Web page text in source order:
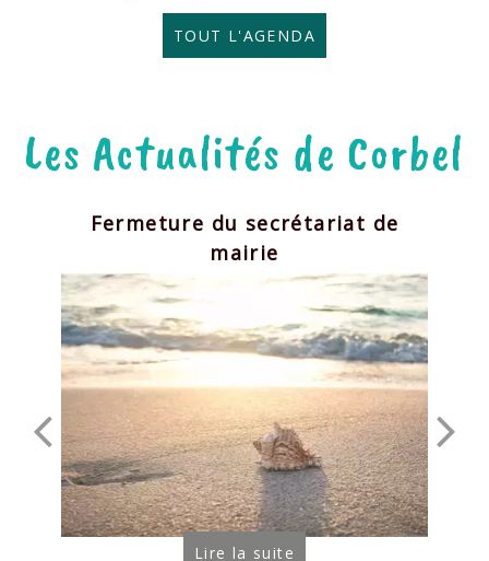
Festival Les nuits
en forêtTOUT L'AGENDA
Les Actualités de Corbel
Fermeture du secrétariat de
mairie